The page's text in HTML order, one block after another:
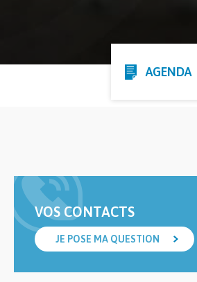
AGENDA
VOS CONTACTS
JE POSE MA QUESTION